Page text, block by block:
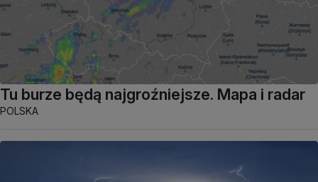
Tu burze będą najgroźniejsze. Mapa i radar
POLSKA